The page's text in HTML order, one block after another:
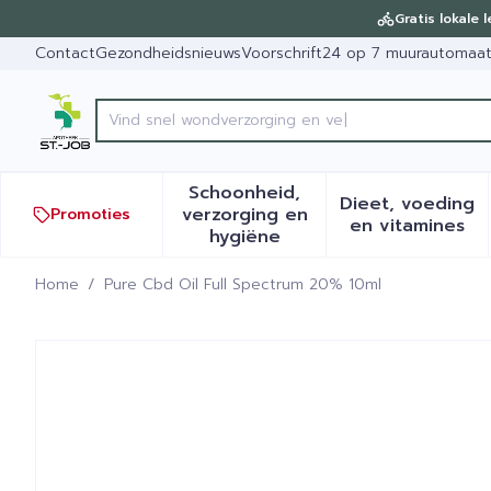
Gratis lokale
ContactGezondheidsnieuwsVoorschrift24 op 7 muurautomaat
Product, merk, categorie...
Vind s
Promoties
Schoonheid,
verzorging en
hygiëneToon submenu voor
Dieet, voeding
en vitamines
Toon
Home / Pure Cbd Oil Full Spectrum 20% 10ml
Pure Cbd Oil Full